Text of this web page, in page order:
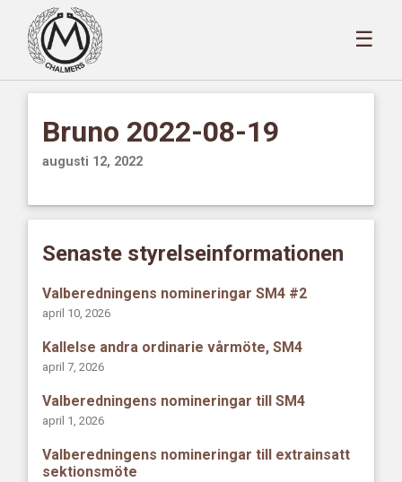
☰
Bruno 2022-08-19
augusti 12, 2022
Senaste styrelseinformationen
Valberedningens nomineringar SM4 #2
april 10, 2026
Kallelse andra ordinarie vårmöte, SM4
april 7, 2026
Valberedningens nomineringar till SM4
april 1, 2026
Valberedningens nomineringar till extrainsatt
sektionsmöte